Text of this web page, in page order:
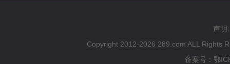
声明
Copyright 2012-2026 289.com ALL Rights
备案号：鄂